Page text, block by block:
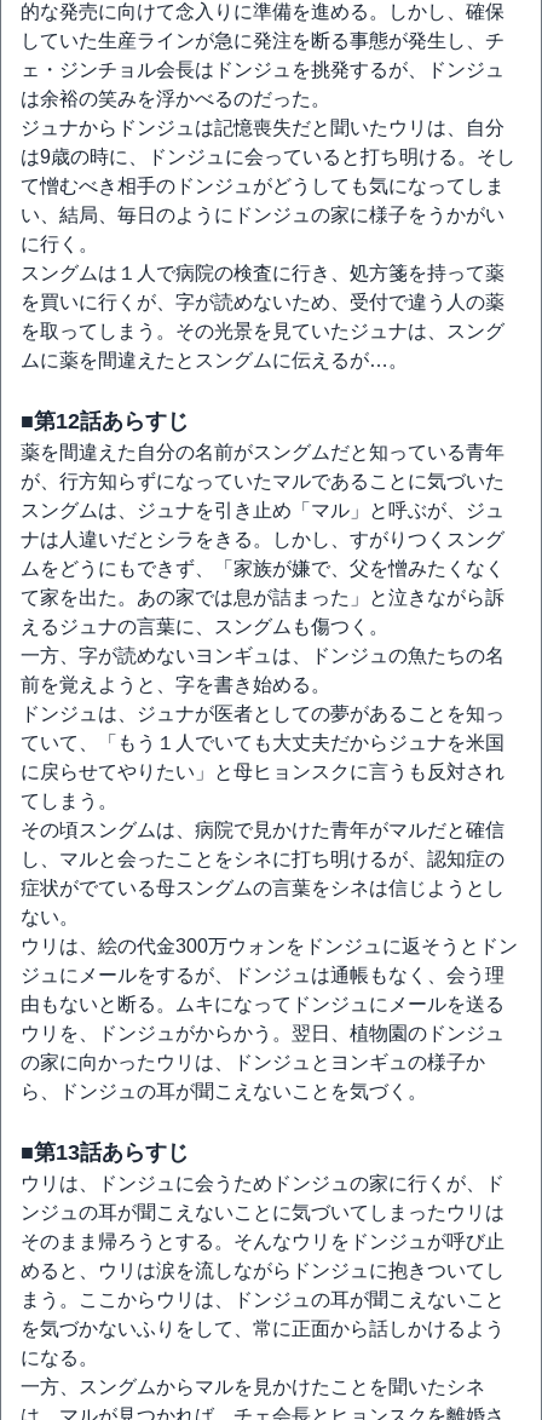
的な発売に向けて念入りに準備を進める。しかし、確保
していた生産ラインが急に発注を断る事態が発生し、チ
ェ・ジンチョル会長はドンジュを挑発するが、ドンジュ
は余裕の笑みを浮かべるのだった。
ジュナからドンジュは記憶喪失だと聞いたウリは、自分
は9歳の時に、ドンジュに会っていると打ち明ける。そし
て憎むべき相手のドンジュがどうしても気になってしま
い、結局、毎日のようにドンジュの家に様子をうかがい
に行く。
スングムは１人で病院の検査に行き、処方箋を持って薬
を買いに行くが、字が読めないため、受付で違う人の薬
を取ってしまう。その光景を見ていたジュナは、スング
ムに薬を間違えたとスングムに伝えるが…。
■第12話あらすじ
薬を間違えた自分の名前がスングムだと知っている青年
が、行方知らずになっていたマルであることに気づいた
スングムは、ジュナを引き止め「マル」と呼ぶが、ジュ
ナは人違いだとシラをきる。しかし、すがりつくスング
ムをどうにもできず、「家族が嫌で、父を憎みたくなく
て家を出た。あの家では息が詰まった」と泣きながら訴
えるジュナの言葉に、スングムも傷つく。
一方、字が読めないヨンギュは、ドンジュの魚たちの名
前を覚えようと、字を書き始める。
ドンジュは、ジュナが医者としての夢があることを知っ
ていて、「もう１人でいても大丈夫だからジュナを米国
に戻らせてやりたい」と母ヒョンスクに言うも反対され
てしまう。
その頃スングムは、病院で見かけた青年がマルだと確信
し、マルと会ったことをシネに打ち明けるが、認知症の
症状がでている母スングムの言葉をシネは信じようとし
ない。
ウリは、絵の代金300万ウォンをドンジュに返そうとドン
ジュにメールをするが、ドンジュは通帳もなく、会う理
由もないと断る。ムキになってドンジュにメールを送る
ウリを、ドンジュがからかう。翌日、植物園のドンジュ
の家に向かったウリは、ドンジュとヨンギュの様子か
ら、ドンジュの耳が聞こえないことを気づく。
■第13話あらすじ
ウリは、ドンジュに会うためドンジュの家に行くが、ド
ンジュの耳が聞こえないことに気づいてしまったウリは
そのまま帰ろうとする。そんなウリをドンジュが呼び止
めると、ウリは涙を流しながらドンジュに抱きついてし
まう。ここからウリは、ドンジュの耳が聞こえないこと
を気づかないふりをして、常に正面から話しかけるよう
になる。
一方、スングムからマルを見かけたことを聞いたシネ
は、マルが見つかれば、チェ会長とヒョンスクを離婚さ